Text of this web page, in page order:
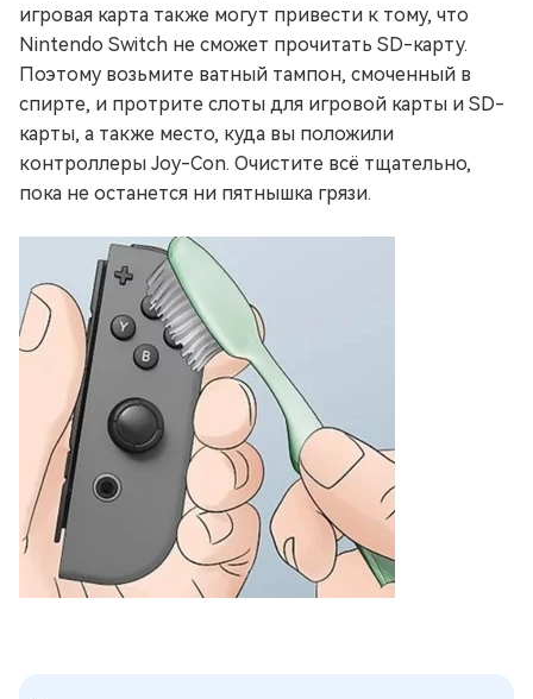
игровая карта также могут привести к тому, что
Nintendo Switch не сможет прочитать SD-карту.
Поэтому возьмите ватный тампон, смоченный в
спирте, и протрите слоты для игровой карты и SD-
карты, а также место, куда вы положили
контроллеры Joy-Con. Очистите всё тщательно,
пока не останется ни пятнышка грязи.